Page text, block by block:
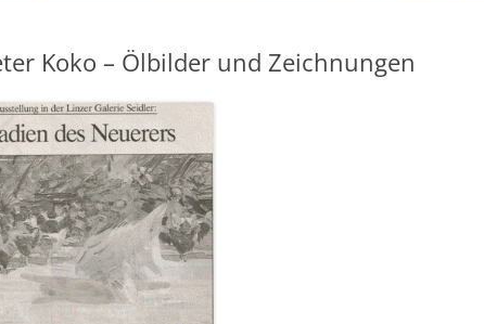
Koko – Ölbilder und Zeichnungen